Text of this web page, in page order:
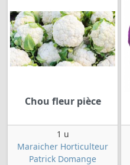
Chou fleur pièce
1 u
Maraicher Horticulteur
Patrick Domange